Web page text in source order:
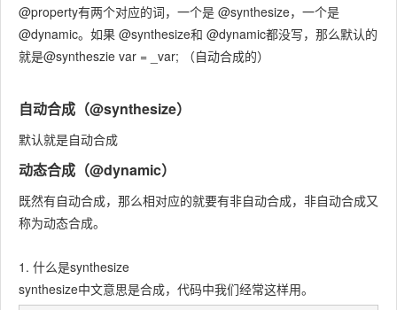
@property有两个对应的词，一个是 @synthesize，一个是
@dynamic。如果 @synthesize和 @dynamic都没写，那么默认的
就是@syntheszie var = _var; （自动合成的）
自动合成（@synthesize）
默认就是自动合成
动态合成（@dynamic）
既然有自动合成，那么相对应的就要有非自动合成，非自动合成又
称为动态合成。
1. 什么是synthesize
synthesize中文意思是合成，代码中我们经常这样用。